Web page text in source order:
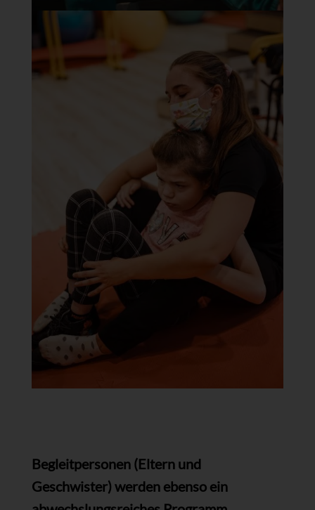
Begleitpersonen (Eltern und
Geschwister) werden ebenso ein